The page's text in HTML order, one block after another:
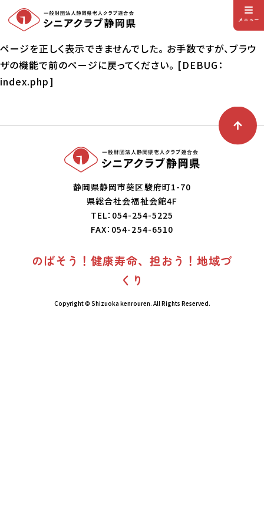
メニュー
ページを正しく表示できませんでした。 お手数ですが、ブラウ
ザの機能で前のページに戻ってください。 [DEBUG：
index.php]
静岡県静岡市葵区駿府町1-70
県総合社会福祉会館4F
TEL：054-254-5225
FAX：054-254-6510
のばそう！健康寿命、担おう！地域づ
くり
Copyright © Shizuoka kenrouren. All Rights Reserved.